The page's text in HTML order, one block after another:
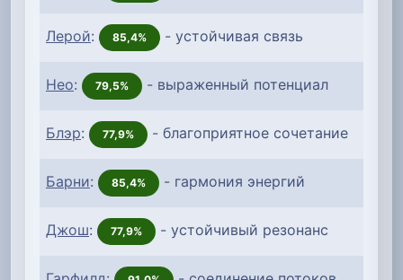
Лерой: 85,4% - устойчивая связь
Нео: 79,5% - выраженный потенциал
Блэр: 77,9% - благоприятное сочетание
Барни: 85,4% - гармония энергий
Джош: 77,9% - устойчивый резонанс